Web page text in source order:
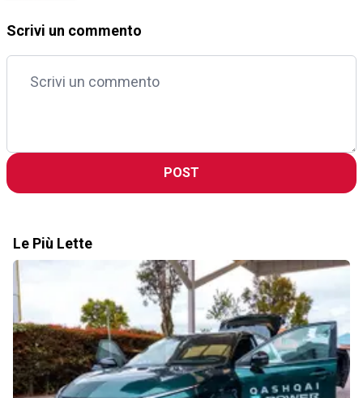
Scrivi un commento
POST
Le Più Lette